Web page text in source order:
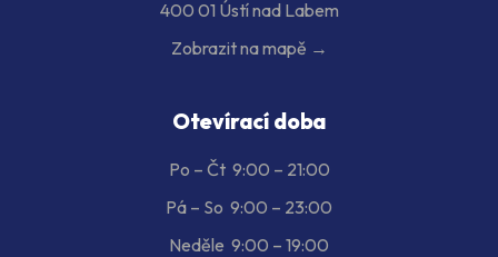
400 01 Ústí nad Labem
Zobrazit na mapě →
Otevírací doba
Po – Čt 9:00 – 21:00
Pá – So 9:00 – 23:00
Neděle 9:00 – 19:00